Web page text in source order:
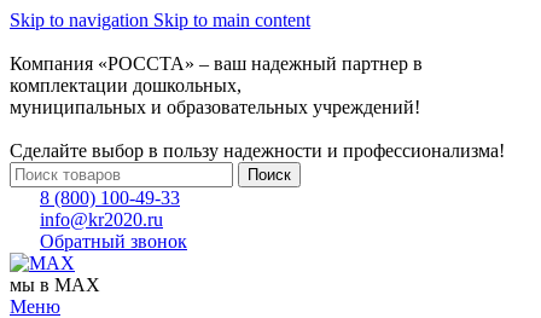
Skip to navigation Skip to main content
Компания «РОССТА» – ваш надежный партнер в
комплектации дошкольных,
муниципальных и образовательных учреждений!
Сделайте выбор в пользу надежности и профессионализма!
Поиск
8 (800) 100-49-33
info@kr2020.ru
Обратный звонок
мы в MAX
Меню